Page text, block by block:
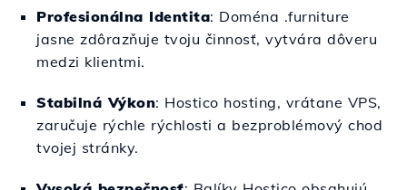
Profesionálna Identita: Doména .furniture
jasne zdôrazňuje tvoju činnosť, vytvára dôveru
medzi klientmi.
Stabilná Výkon: Hostico hosting, vrátane VPS,
zaručuje rýchle rýchlosti a bezproblémový chod
tvojej stránky.